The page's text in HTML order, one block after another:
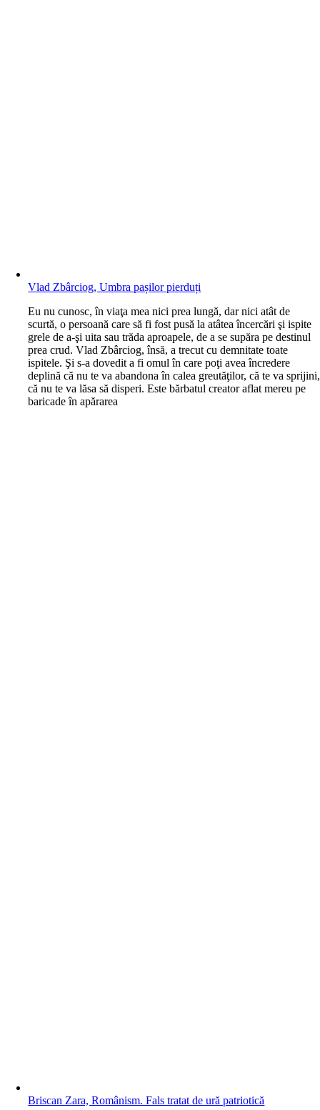
Vlad Zbârciog, Umbra pașilor pierduți
Eu nu cunosc, în viaţa mea nici prea lungă, dar nici atât de
scurtă, o persoană care să fi fost pusă la atâtea încercări şi ispite
grele de a-şi uita sau trăda aproapele, de a se supăra pe destinul
prea crud. Vlad Zbârciog, însă, a trecut cu demnitate toate
ispitele. Şi s-a dovedit a fi omul în care poţi avea încredere
deplină că nu te va abandona în calea greutăţilor, că te va sprijini,
că nu te va lăsa să disperi. Este bărbatul creator aflat mereu pe
baricade în apărarea
Briscan Zara, Românism. Fals tratat de ură patriotică